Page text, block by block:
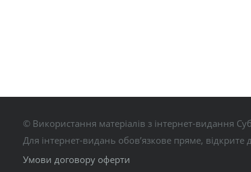
© Використання матеріалів з інтернет-видання
Для інтернет-видань обов’язкове пряме,
Умови договору оферти